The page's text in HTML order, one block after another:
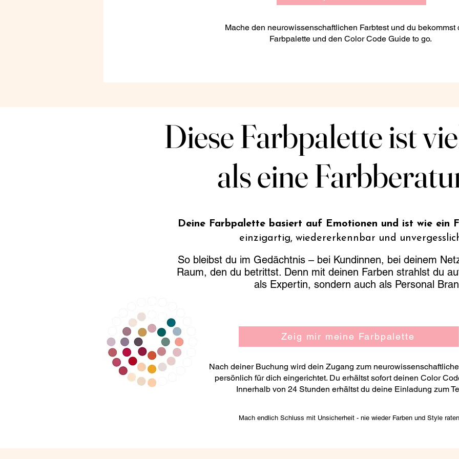
Mache den neurowissenschaftlichen Farbtest und du bekommst
Farbpalette und den Color Code Guide to go.
Diese Farbpalette ist
als eine
Diese Farbpalette ist
als eine
Deine Farbpalette basiert auf Emotionen und ist wie ein
einzigartig, wiedererkennbar und
So bleibst du im Gedächtnis – bei Kundinnen, bei deinem
Raum, den du betrittst. Denn mit deinen Farben strahlst du
als Expertin, sondern auch als Personal
Zeig mir meine Farbpalette
Nach deiner Buchung wird dein Zugang zum
persönlich für dich eingerichtet. Du erhältst sofort deinen Color
Innerhalb von 24 Stunden erhältst du deine Einladung zum
Mach endlich Schluss mit Unsicherheit - nie wieder Farben und Style raten